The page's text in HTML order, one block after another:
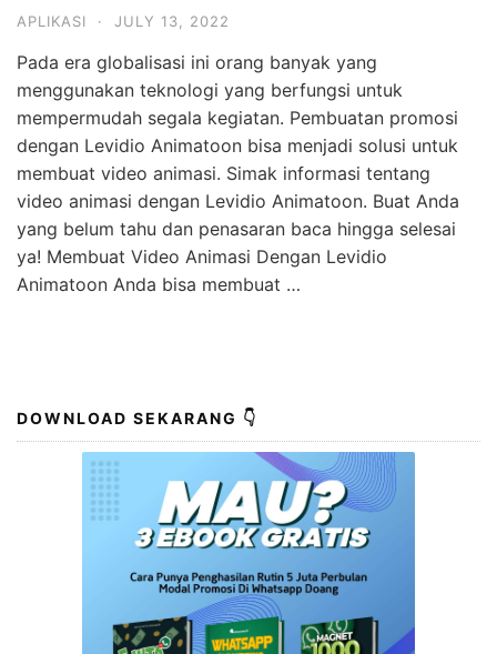
APLIKASI · JULY 13, 2022
Pada era globalisasi ini orang banyak yang
menggunakan teknologi yang berfungsi untuk
mempermudah segala kegiatan. Pembuatan promosi
dengan Levidio Animatoon bisa menjadi solusi untuk
membuat video animasi. Simak informasi tentang
video animasi dengan Levidio Animatoon. Buat Anda
yang belum tahu dan penasaran baca hingga selesai
ya! Membuat Video Animasi Dengan Levidio
Animatoon Anda bisa membuat …
DOWNLOAD SEKARANG 👇